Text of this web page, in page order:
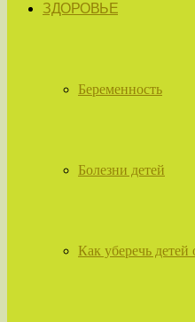
ЗДОРОВЬЕ
Беременность
Болезни детей
Как уберечь детей